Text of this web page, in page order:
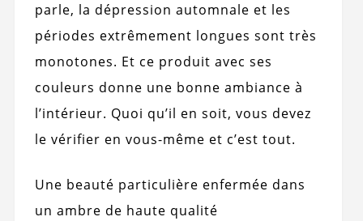
parle, la dépression automnale et les
périodes extrêmement longues sont très
monotones. Et ce produit avec ses
couleurs donne une bonne ambiance à
l’intérieur. Quoi qu’il en soit, vous devez
le vérifier en vous-même et c’est tout.
Une beauté particulière enfermée dans
un ambre de haute qualité